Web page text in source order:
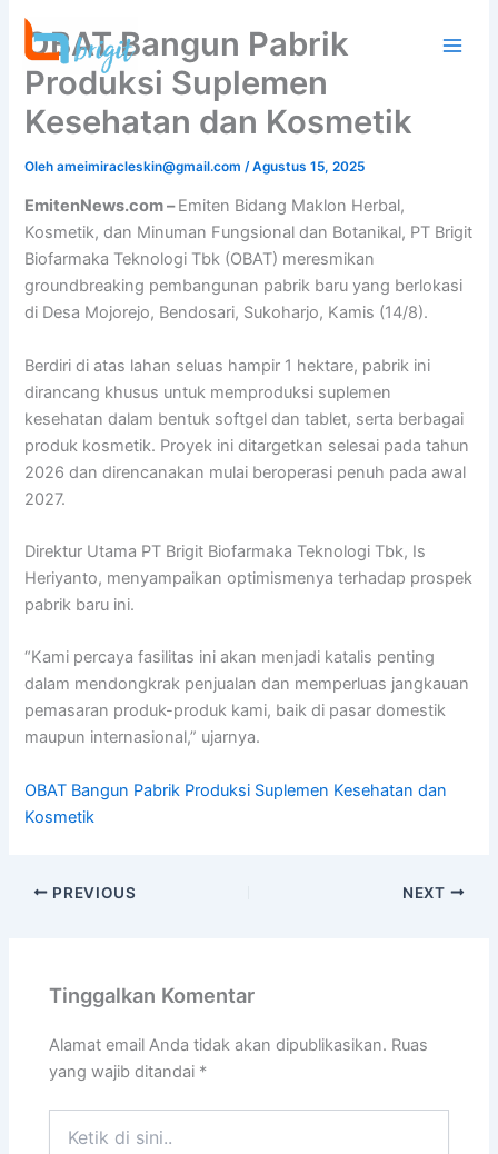
konten
OBAT Bangun Pabrik
Produksi Suplemen
Kesehatan dan Kosmetik
Olehameimiracleskin@gmail.com/Agustus 15, 2025
EmitenNews.com –Emiten Bidang Maklon Herbal,
Kosmetik, dan Minuman Fungsional dan Botanikal, PT Brigit
Biofarmaka Teknologi Tbk (OBAT) meresmikan
groundbreaking pembangunan pabrik baru yang berlokasi
di Desa Mojorejo, Bendosari, Sukoharjo, Kamis (14/8).
Berdiri di atas lahan seluas hampir 1 hektare, pabrik ini
dirancang khusus untuk memproduksi suplemen
kesehatan dalam bentuk softgel dan tablet, serta berbagai
produk kosmetik. Proyek ini ditargetkan selesai pada tahun
2026 dan direncanakan mulai beroperasi penuh pada awal
2027.
Direktur Utama PT Brigit Biofarmaka Teknologi Tbk, Is
Heriyanto, menyampaikan optimismenya terhadap prospek
pabrik baru ini.
“Kami percaya fasilitas ini akan menjadi katalis penting
dalam mendongkrak penjualan dan memperluas jangkauan
pemasaran produk-produk kami, baik di pasar domestik
maupun internasional,” ujarnya.
OBAT Bangun Pabrik Produksi Suplemen Kesehatan dan
Kosmetik
PREVIOUS NEXT
Tinggalkan Komentar
Alamat email Anda tidak akan dipublikasikan. Ruas
yang wajib ditandai *